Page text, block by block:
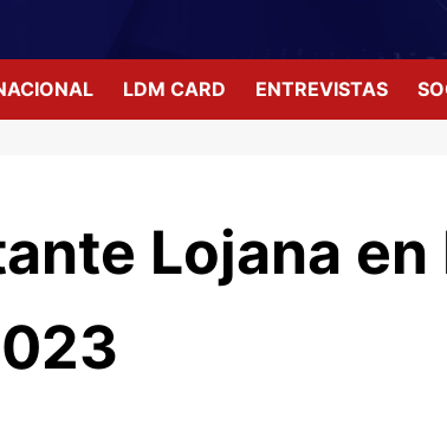
LDM CARD ENTREVISTAS
Lojana en